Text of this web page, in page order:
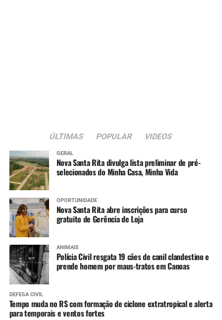
ÚLTIMAS POPULAR VIDEOS
GERAL
Nova Santa Rita divulga lista preliminar de pré-
selecionados do Minha Casa, Minha Vida
OPORTUNIDADE
Nova Santa Rita abre inscrições para curso
gratuito de Gerência de Loja
ANIMAIS
Polícia Civil resgata 19 cães de canil clandestino e
prende homem por maus-tratos em Canoas
DEFESA CIVIL
Tempo muda no RS com formação de ciclone extratropical e alerta
para temporais e ventos fortes